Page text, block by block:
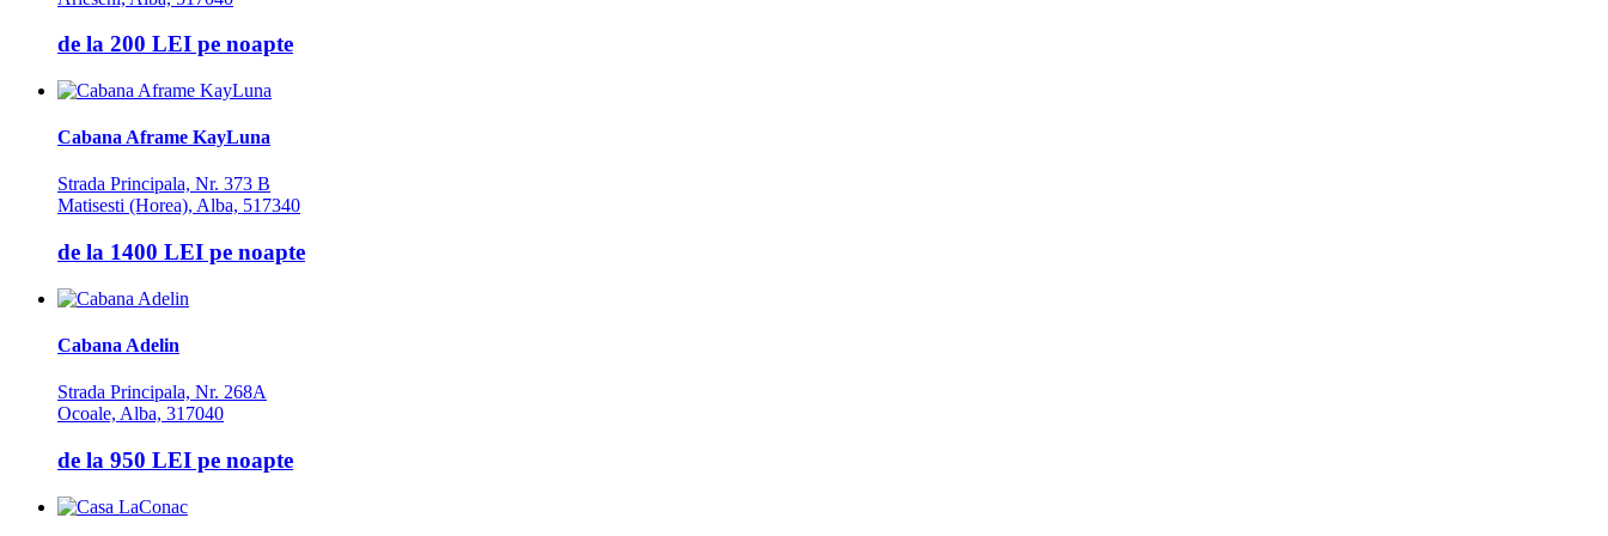
de la 200 LEI pe noapte
Cabana Aframe KayLuna
Strada Principala, Nr. 373 B
Matisesti (Horea), Alba, 517340
de la 1400 LEI pe noapte
Cabana Adelin
Strada Principala, Nr. 268A
Ocoale, Alba, 317040
de la 950 LEI pe noapte